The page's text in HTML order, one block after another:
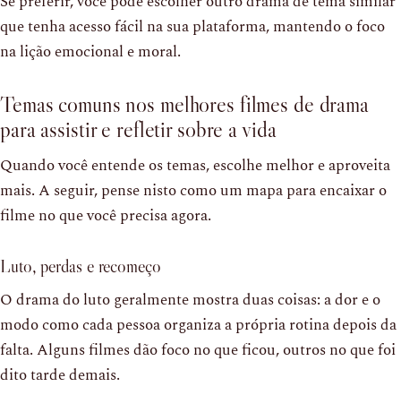
que tenha acesso fácil na sua plataforma, mantendo o foco
na lição emocional e moral.
Temas comuns nos melhores filmes de drama
para assistir e refletir sobre a vida
Quando você entende os temas, escolhe melhor e aproveita
mais. A seguir, pense nisto como um mapa para encaixar o
filme no que você precisa agora.
Luto, perdas e recomeço
O drama do luto geralmente mostra duas coisas: a dor e o
modo como cada pessoa organiza a própria rotina depois da
falta. Alguns filmes dão foco no que ficou, outros no que foi
dito tarde demais.